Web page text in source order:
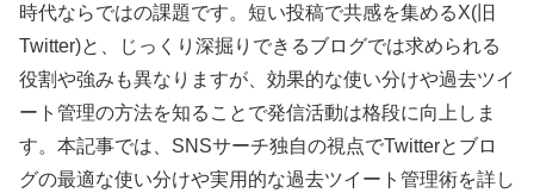
時代ならではの課題です。短い投稿で共感を集めるX(旧
Twitter)と、じっくり深掘りできるブログでは求められる
役割や強みも異なりますが、効果的な使い分けや過去ツイ
ート管理の方法を知ることで発信活動は格段に向上しま
す。本記事では、SNSサーチ独自の視点でTwitterとブロ
グの最適な使い分けや実用的な過去ツイート管理術を詳し